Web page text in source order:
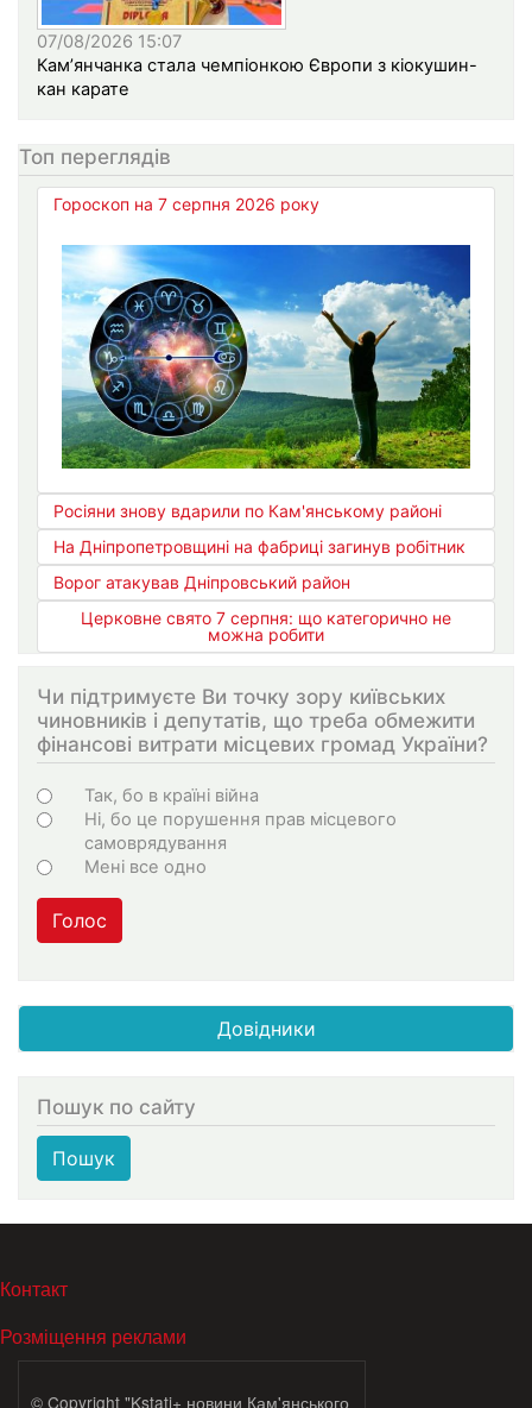
07/08/2026 15:07
Кам’янчанка стала чемпіонкою Європи з кіокушин-
кан карате
Топ переглядів
Гороскоп на 7 серпня 2026 року
Росіяни знову вдарили по Кам'янському районі
На Дніпропетровщині на фабриці загинув робітник
Ворог атакував Дніпровський район
Церковне свято 7 серпня: що категорично не
можна робити
Чи підтримуєте Ви точку зору київських
чиновників і депутатів, що треба обмежити
фінансові витрати місцевих громад України?
Choices
Так, бо в країні війна
Ні, бо це порушення прав місцевого
самоврядування
Мені все одно
Голос
Довідники
Пошук по сайту
Пошук
МЕНЮ В ПОДВАЛЕ
Контакт
Розміщення реклами
© Copyright "Kstati+ новини Кам'янського